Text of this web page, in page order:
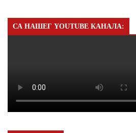
СА НАШЕГ YOUTUBE КАНАЛА: